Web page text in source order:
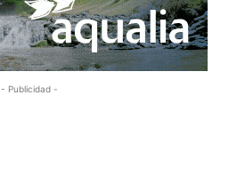
- Publicidad -